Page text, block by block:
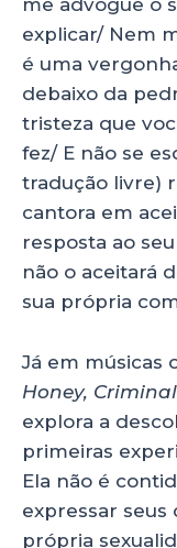
me advogue o
explicar/ Nem
é uma
debaixo da
tristeza que
fez/ E não se
tradução livre)
cantora em
resposta ao
não o aceitará
sua própria
Já em músicas
Honey, Criminal
explora a
primeiras
Ela não é
expressar seus
própria